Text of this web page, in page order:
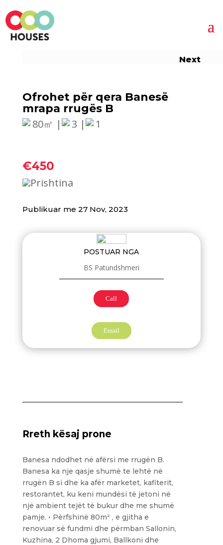
Next
Ofrohet për qera Banesë
mrapa rrugës B
80㎡ |
3 | 1
€450
Prishtina
Publikuar me 27 Nov, 2023
POSTUAR NGA
BS Patundshmeri
Call
Email
Rreth kësaj prone
Banesa ndodhet në afërsi me rrugën B.
Banesa ka nje qasje shumë te lehtë në
rrugën B si dhe ka afër marketet, kafiterit,
restorantet, ku keni mundësi të jetoni në
një ambient tejët të bukur dhe me shumë
pamje. • Përfshinë 80m² , e gjitha e
renovuar së fundmi dhe përmban Sallonin,
Kuzhina, 2 Dhoma gjumi, Ballkoni dhe